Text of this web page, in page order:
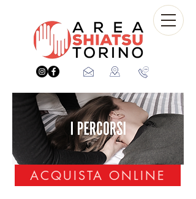
ACQUISTA ONLINE